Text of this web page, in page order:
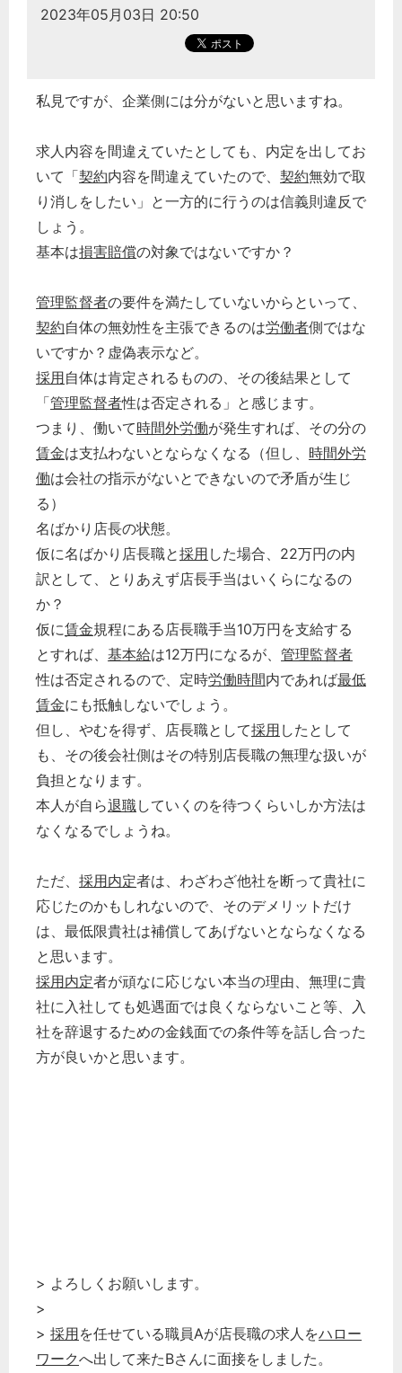
2023年05月03日 20:50
私見ですが、企業側には分がないと思いますね。
求人内容を間違えていたとしても、内定を出してお
いて「契約内容を間違えていたので、 契約無効で取
り消しをしたい」と一方的に行うのは信義則違反で
しょう。
基本は損害賠償の対象ではないですか？
管理監督者の要件を満たしていないからといって、
契約自体の無効性を主張できるのは労働者側ではな
いですか？虚偽表示など。
採用自体は肯定されるものの、その後結果として
「管理監督者性は否定される」と感じます。
つまり、働いて時間外労働が発生すれば、その分の
賃金は支払わないとならなくなる（但し、 時間外労
働は会社の指示がないとできないので矛盾が生じ
る）
名ばかり店長の状態。
仮に名ばかり店長職と採用 した場合、22万円の内
訳として、とりあえず店長手当はいくらになるの
か？
仮に賃金規程にある店長職手当10万円を支給する
とすれば、 基本給は12万円になるが、 管理監督者
性は否定されるので、定時労働時間内であれば最低
賃金にも抵触しないでしょう。
但し、やむを得ず、店長職として採用 したとして
も、その後会社側はその特別店長職の無理な扱いが
負担となります。
本人が自ら退職していくのを待つくらいしか方法は
なくなるでしょうね。
ただ、 採用内定者は、わざわざ他社を断って貴社に
応じたのかもしれないので、そのデメリットだけ
は、最低限貴社は補償してあげないとならなくなる
と思います。
採用内定者が頑なに応じない本当の理由、無理に貴
社に入社しても処遇面では良くならないこと等、入
社を辞退するための金銭面での条件等を話し合った
方が良いかと思います。
> よろしくお願いします。
>
> 採用を任せている職員Aが店長職の求人をハロー
ワークへ出して来たBさんに面接をしました。